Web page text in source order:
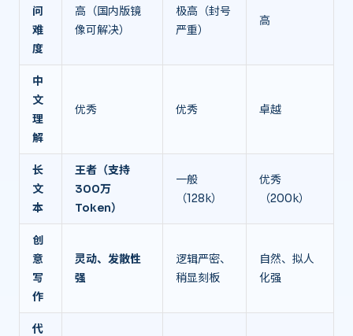
问
难
度
高（国内版镜
像可解决）
极高（封号
严重）
高
中
文
理
解
优秀 优秀 卓越
长
文
本
王者（支持
300万
Token）
一般
（128k）
优秀
（200k）
创
意
写
作
灵动、发散性
强
逻辑严密、
稍显刻板
自然、拟人
化强
代